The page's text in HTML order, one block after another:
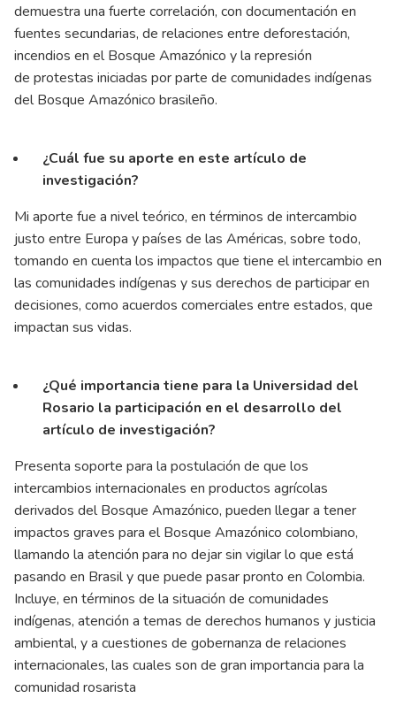
demuestra una fuerte correlación, con documentación en
fuentes secundarias, de relaciones entre deforestación,
incendios en el Bosque Amazónico y la represión
de protestas iniciadas por parte de comunidades indígenas
del Bosque Amazónico brasileño.
¿Cuál fue su aporte en este artículo de
investigación?
Mi aporte fue a nivel teórico, en términos de intercambio
justo entre Europa y países de las Américas, sobre todo,
tomando en cuenta los impactos que tiene el intercambio en
las comunidades indígenas y sus derechos de participar en
decisiones, como acuerdos comerciales entre estados, que
impactan sus vidas.
¿Qué importancia tiene para la Universidad del
Rosario la participación en el desarrollo del
artículo de investigación?
Presenta soporte para la postulación de que los
intercambios internacionales en productos agrícolas
derivados del Bosque Amazónico, pueden llegar a tener
impactos graves para el Bosque Amazónico colombiano,
llamando la atención para no dejar sin vigilar lo que está
pasando en Brasil y que puede pasar pronto en Colombia.
Incluye, en términos de la situación de comunidades
indígenas, atención a temas de derechos humanos y justicia
ambiental, y a cuestiones de gobernanza de relaciones
internacionales, las cuales son de gran importancia para la
comunidad rosarista